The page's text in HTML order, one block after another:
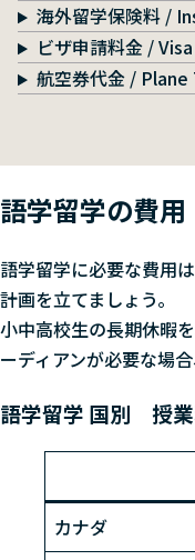
海外留学保険料 /
ビザ申請料金 /
航空券代金 /
語学留学の費用
語学留学に必要な費用
計画を立てましょう。
小中高校生の長期休暇
ーディアンが必要な場
語学留学 国別 授
カナダ